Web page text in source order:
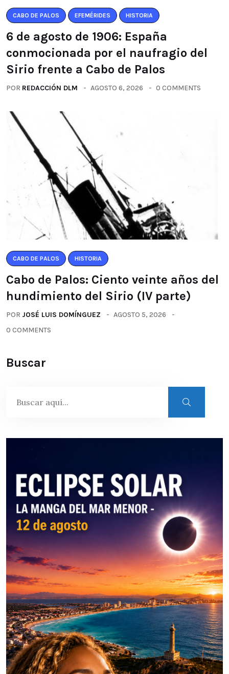
CABO DE PALOS EFEMÉRIDES HISTORIA
6 de agosto de 1906: España
conmocionada por el naufragio del
Sirio frente a Cabo de Palos
POR REDACCIÓN DLM AGOSTO 6, 2026 0 COMMENTS
CABO DE PALOS HISTORIA
Cabo de Palos: Ciento veinte años del
hundimiento del Sirio (IV parte)
POR JOSÉ LUIS DOMÍNGUEZ
AGOSTO 5, 2026
0 COMMENTS
Buscar